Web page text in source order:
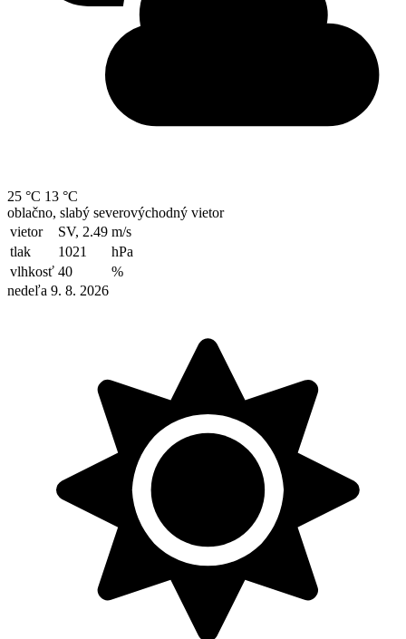
25 °C 13 °C
oblačno, slabý severovýchodný vietor
vietor
SV, 2.49 m/s
tlak
1021
hPa
vlhkosť 40
%
nedeľa 9. 8. 2026